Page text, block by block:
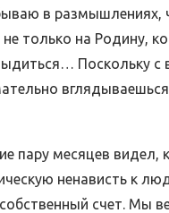
в размышлениях,
только на Родину,
Поскольку
пару месяцев видел,
ненависть к
собственный счет.
МИФЫ